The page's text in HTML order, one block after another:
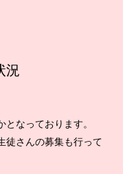
況
なっております。
徒さんの募集も行って